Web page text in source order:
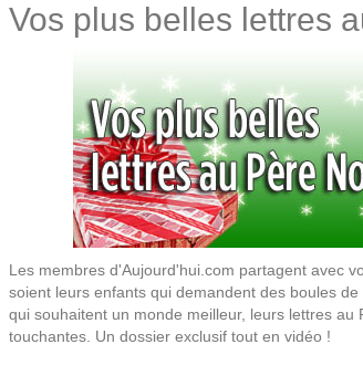
Vos plus belles lettres
Les membres d'Aujourd'hui.com partagent avec
soient leurs enfants qui demandent des boules
qui souhaitent un monde meilleur, leurs lettres au
touchantes. Un dossier exclusif tout en vidéo !